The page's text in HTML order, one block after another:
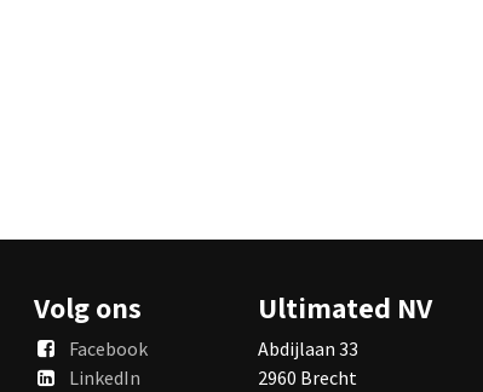
Volg ons
Facebook
LinkedIn
Ultimated NV
Abdijlaan 33
2960 Brecht